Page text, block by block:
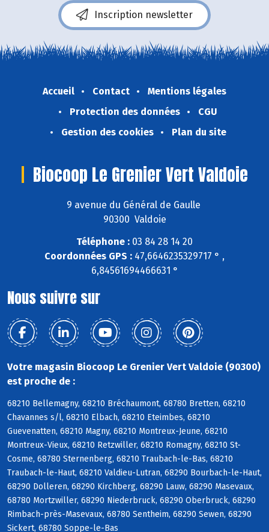
Inscription newsletter
Accueil Contact
Mentions légales
Protection des données
CGU
Gestion des cookies
Plan du site
Biocoop Le Grenier Vert Valdoie
9 avenue du Général de Gaulle
90300 Valdoie
Téléphone : 03 84 28 14 20
Coordonnées GPS : 47,6646235329717 ° ,
6,84561694466631 °
Nous suivre sur
Votre magasin Biocoop Le Grenier Vert Valdoie (90300)
est proche de :
68210 Bellemagny, 68210 Bréchaumont, 68780 Bretten, 68210
Chavannes s/l, 68210 Elbach, 68210 Eteimbes, 68210
Guevenatten, 68210 Magny, 68210 Montreux-Jeune, 68210
Montreux-Vieux, 68210 Retzwiller, 68210 Romagny, 68210 St-
Cosme, 68780 Sternenberg, 68210 Traubach-le-Bas, 68210
Traubach-le-Haut, 68210 Valdieu-Lutran, 68290 Bourbach-le-Haut,
68290 Dolleren, 68290 Kirchberg, 68290 Lauw, 68290 Masevaux,
68780 Mortzwiller, 68290 Niederbruck, 68290 Oberbruck, 68290
Rimbach-près-Masevaux, 68780 Sentheim, 68290 Sewen, 68290
Sickert, 68780 Soppe-le-Bas